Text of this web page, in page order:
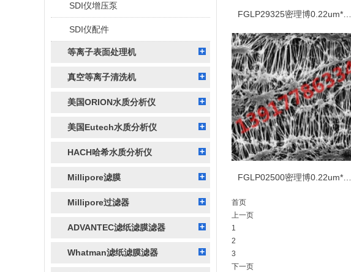
SDI仪增压泵
SDI仪配件
等离子表面处理机
真空等离子清洗机
美国ORION水质分析仪
美国Eutech水质分析仪
HACH哈希水质分析仪
Millipore滤膜
Millipore过滤器
ADVANTEC滤纸滤膜滤器
Whatman滤纸滤膜滤器
FGLP29325密理博0.22um*293mm聚四氟乙烯PTFE白色疏水光面表面滤
FGLP02500密理博0.22um*25mm聚四氟乙烯PTFE白色疏水光面表面滤膜
首页
上一页
1
2
3
下一页